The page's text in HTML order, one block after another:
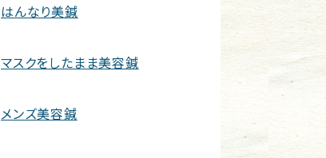
はんなり美鍼
マスクをしたまま美容鍼
メンズ美容鍼